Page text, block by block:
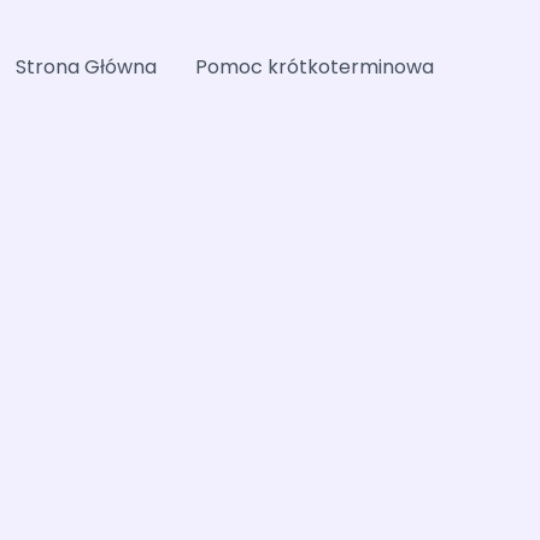
Strona Główna Pomoc krótkoterminowa